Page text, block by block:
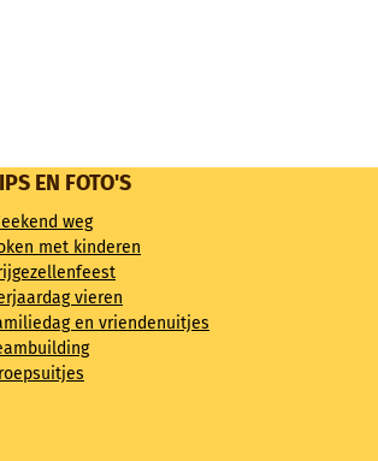
EN FOTO'S
weg
met kinderen
vieren
en vriendenuitjes